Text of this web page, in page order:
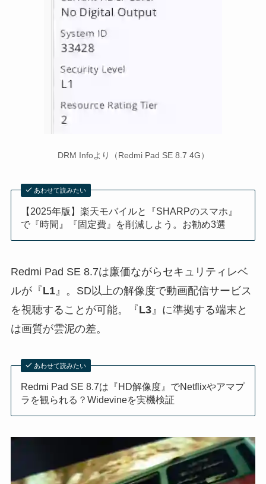
DRM Infoより（Redmi Pad SE 8.7 4G）
あわせて読みたい
【2025年版】楽天モバイルと『SHARPのスマホ』
で『時間』『固定費』を削減しよう。お勧め3選
Redmi Pad SE 8.7は廉価ながらセキュリティレベ
ルが『L1』。SD以上の解像度で動画配信サービス
を視聴することが可能。『L3』に準拠する端末と
は画質が雲泥の差。
あわせて読みたい
Redmi Pad SE 8.7は『HD解像度』でNetflixやアマプ
ラを観られる？Widevineを実機検証